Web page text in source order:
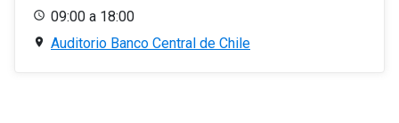
09:00 a 18:00
Auditorio Banco Central de Chile